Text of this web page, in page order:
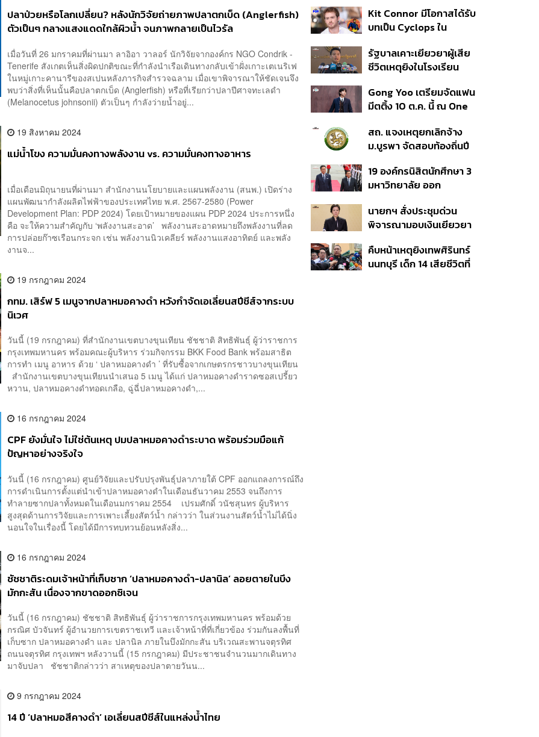
ปลาป่วยหรือโลกเปลี่ยน? หลังนักวิจัยถ่ายภาพปลาตกเบ็ด (Anglerfish)
ตัวเป็นๆ กลางแสงแดดใกล้ผิวน้ำ จนภาพกลายเป็นไวรัล
เมื่อวันที่ 26 มกราคมที่ผ่านมา ลาอิอา วาลอร์ นักวิจัยจากองค์กร NGO Condrik -
Tenerife สังเกตเห็นสิ่งผิดปกติขณะที่กำลังนำเรือเดินทางกลับเข้าฝั่งเกาะเตเนริเฟ
ในหมู่เกาะคานารีของสเปนหลังภารกิจสำรวจฉลาม เมื่อเขาพิจารณาให้ชัดเจนจึง
พบว่าสิ่งที่เห็นนั้นคือปลาตกเบ็ด (Anglerfish) หรือที่เรียกว่าปลาปีศาจทะเลดำ
(Melanocetus johnsonii) ตัวเป็นๆ กำลังว่ายน้ำอยู่...
19 สิงหาคม 2024
แม่น้ำโขง ความมั่นคงทางพลังงาน vs. ความมั่นคงทางอาหาร
เมื่อเดือนมิถุนายนที่ผ่านมา สำนักงานนโยบายและแผนพลังงาน (สนพ.) เปิดร่าง
แผนพัฒนากำลังผลิตไฟฟ้าของประเทศไทย พ.ศ. 2567-2580 (Power
Development Plan: PDP 2024) โดยเป้าหมายของแผน PDP 2024 ประการหนึ่ง
คือ จะให้ความสำคัญกับ ‘พลังงานสะอาด’ พลังงานสะอาดหมายถึงพลังงานที่ลด
การปล่อยก๊าซเรือนกระจก เช่น พลังงานนิวเคลียร์ พลังงานแสงอาทิตย์ และพลัง
งานจ...
19 กรกฎาคม 2024
กทม. เสิร์ฟ 5 เมนูจากปลาหมอคางดำ หวังกำจัดเอเลี่ยนสปีชีส์จากระบบ
นิเวศ
วันนี้ (19 กรกฎาคม) ที่สำนักงานเขตบางขุนเทียน ชัชชาติ สิทธิพันธุ์ ผู้ว่าราชการ
กรุงเทพมหานคร พร้อมคณะผู้บริหาร ร่วมกิจกรรม BKK Food Bank พร้อมสาธิต
การทำ เมนู อาหาร ด้วย ‘ ปลาหมอคางดำ ’ ที่รับซื้อจากเกษตรกรชาวบางขุนเทียน
สำนักงานเขตบางขุนเทียนนำเสนอ 5 เมนู ได้แก่ ปลาหมอคางดำราดซอสเปรี้ยว
หวาน, ปลาหมอคางดำทอดเกลือ, ฉู่ฉี่ปลาหมอคางดำ,...
16 กรกฎาคม 2024
CPF ยังมั่นใจ ไม่ใช่ต้นเหตุ ปมปลาหมอคางดำระบาด พร้อมร่วมมือแก้
ปัญหาอย่างจริงใจ
วันนี้ (16 กรกฎาคม) ศูนย์วิจัยและปรับปรุงพันธุ์ปลาภายใต้ CPF ออกแถลงการณ์ถึง
การดำเนินการตั้งแต่นำเข้าปลาหมอคางดำในเดือนธันวาคม 2553 จนถึงการ
ทำลายซากปลาทั้งหมดในเดือนมกราคม 2554 เปรมศักดิ์ วนัชสุนทร ผู้บริหาร
สูงสุดด้านการวิจัยและการเพาะเลี้ยงสัตว์น้ำ กล่าวว่า ในส่วนงานสัตว์น้ำไม่ได้นิ่ง
นอนใจในเรื่องนี้ โดยได้มีการทบทวนย้อนหลังสิ่ง...
16 กรกฎาคม 2024
ชัชชาติระดมเจ้าหน้าที่เก็บซาก ‘ปลาหมอคางดำ-ปลานิล’ ลอยตายในบึง
มักกะสัน เนื่องจากขาดออกซิเจน
วันนี้ (16 กรกฎาคม) ชัชชาติ สิทธิพันธุ์ ผู้ว่าราชการกรุงเทพมหานคร พร้อมด้วย
กรณิศ บัวจันทร์ ผู้อำนวยการเขตราชเทวี และเจ้าหน้าที่ที่เกี่ยวข้อง ร่วมกันลงพื้นที่
เก็บซาก ปลาหมอคางดำ และ ปลานิล ภายในบึงมักกะสัน บริเวณสะพานจตุรทิศ
ถนนจตุรทิศ กรุงเทพฯ หลังวานนี้ (15 กรกฎาคม) มีประชาชนจำนวนมากเดินทาง
มาจับปลา ชัชชาติกล่าวว่า สาเหตุของปลาตายวันน...
9 กรกฎาคม 2024
14 ปี ‘ปลาหมอสีคางดำ’ เอเลี่ยนสปีชีส์ในแหล่งน้ำไทย
เรียนชั่วคราว-เร่งเยียวยา
จิตใจ
Kit Connor มีโอกาสได้รับ
บทเป็น Cyclops ใน
เวอร์ชันใหม่
รัฐบาลเคาะเยียวยาผู้เสีย
ชีวิตเหตุยิงในโรงเรียน
เหตุในอดีต เข้าเกณฑ์
สาธารณภัย พร้อมเร่งจ่าย
Gong Yoo เตรียมจัดแฟน
มีตติ้ง 10 ต.ค. นี้ ณ One
สถ. แจงเหตุยกเลิกจ้าง
ม.บูรพา จัดสอบท้องถิ่นปี
19 องค์กรนิสิตนักศึกษา 3
มหาวิทยาลัย ออก
รัฐบาลต้อนรับ ‘มิน อ่อง
หล่าย’
นายกฯ สั่งประชุมด่วน
พิจารณามอบเงินเยียวยา
ลบ. ทุพพลภาพ 7 แสนบาท
บาดเจ็บสาหัส 2 แสนบาท
คืบหน้าเหตุยิงเทพศิรินทร์
นนทบุรี เด็ก 14 เสียชีวิตที่